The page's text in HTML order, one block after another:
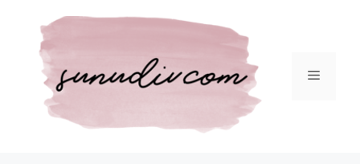
contenu
Menu